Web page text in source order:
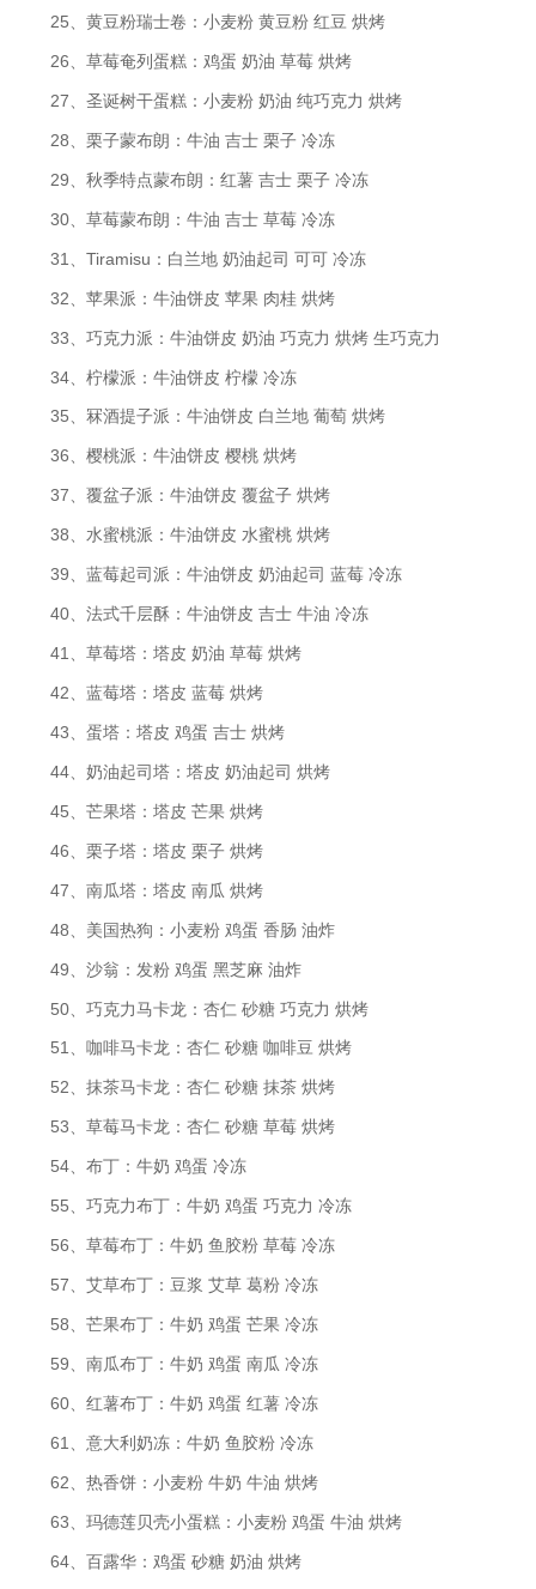
25、黄豆粉瑞士卷：小麦粉 黄豆粉 红豆 烘烤
26、草莓奄列蛋糕：鸡蛋 奶油 草莓 烘烤
27、圣诞树干蛋糕：小麦粉 奶油 纯巧克力 烘烤
28、栗子蒙布朗：牛油 吉士 栗子 冷冻
29、秋季特点蒙布朗：红薯 吉士 栗子 冷冻
30、草莓蒙布朗：牛油 吉士 草莓 冷冻
31、Tiramisu：白兰地 奶油起司 可可 冷冻
32、苹果派：牛油饼皮 苹果 肉桂 烘烤
33、巧克力派：牛油饼皮 奶油 巧克力 烘烤 生巧克力
34、柠檬派：牛油饼皮 柠檬 冷冻
35、冧酒提子派：牛油饼皮 白兰地 葡萄 烘烤
36、樱桃派：牛油饼皮 樱桃 烘烤
37、覆盆子派：牛油饼皮 覆盆子 烘烤
38、水蜜桃派：牛油饼皮 水蜜桃 烘烤
39、蓝莓起司派：牛油饼皮 奶油起司 蓝莓 冷冻
40、法式千层酥：牛油饼皮 吉士 牛油 冷冻
41、草莓塔：塔皮 奶油 草莓 烘烤
42、蓝莓塔：塔皮 蓝莓 烘烤
43、蛋塔：塔皮 鸡蛋 吉士 烘烤
44、奶油起司塔：塔皮 奶油起司 烘烤
45、芒果塔：塔皮 芒果 烘烤
46、栗子塔：塔皮 栗子 烘烤
47、南瓜塔：塔皮 南瓜 烘烤
48、美国热狗：小麦粉 鸡蛋 香肠 油炸
49、沙翁：发粉 鸡蛋 黑芝麻 油炸
50、巧克力马卡龙：杏仁 砂糖 巧克力 烘烤
51、咖啡马卡龙：杏仁 砂糖 咖啡豆 烘烤
52、抹茶马卡龙：杏仁 砂糖 抹茶 烘烤
53、草莓马卡龙：杏仁 砂糖 草莓 烘烤
54、布丁：牛奶 鸡蛋 冷冻
55、巧克力布丁：牛奶 鸡蛋 巧克力 冷冻
56、草莓布丁：牛奶 鱼胶粉 草莓 冷冻
57、艾草布丁：豆浆 艾草 葛粉 冷冻
58、芒果布丁：牛奶 鸡蛋 芒果 冷冻
59、南瓜布丁：牛奶 鸡蛋 南瓜 冷冻
60、红薯布丁：牛奶 鸡蛋 红薯 冷冻
61、意大利奶冻：牛奶 鱼胶粉 冷冻
62、热香饼：小麦粉 牛奶 牛油 烘烤
63、玛德莲贝壳小蛋糕：小麦粉 鸡蛋 牛油 烘烤
64、百露华：鸡蛋 砂糖 奶油 烘烤